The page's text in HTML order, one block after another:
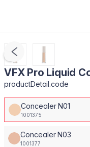
VFX Pro Liquid
productDetail.code
Concealer N01
1001375
Concealer N03
1001377